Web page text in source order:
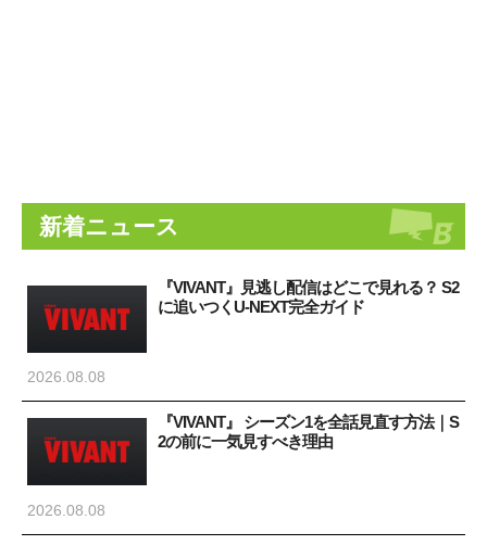
新着ニュース
『VIVANT』見逃し配信はどこで見れる？ S2
に追いつくU-NEXT完全ガイド
2026.08.08
『VIVANT』 シーズン1を全話見直す方法｜S
2の前に一気見すべき理由
2026.08.08